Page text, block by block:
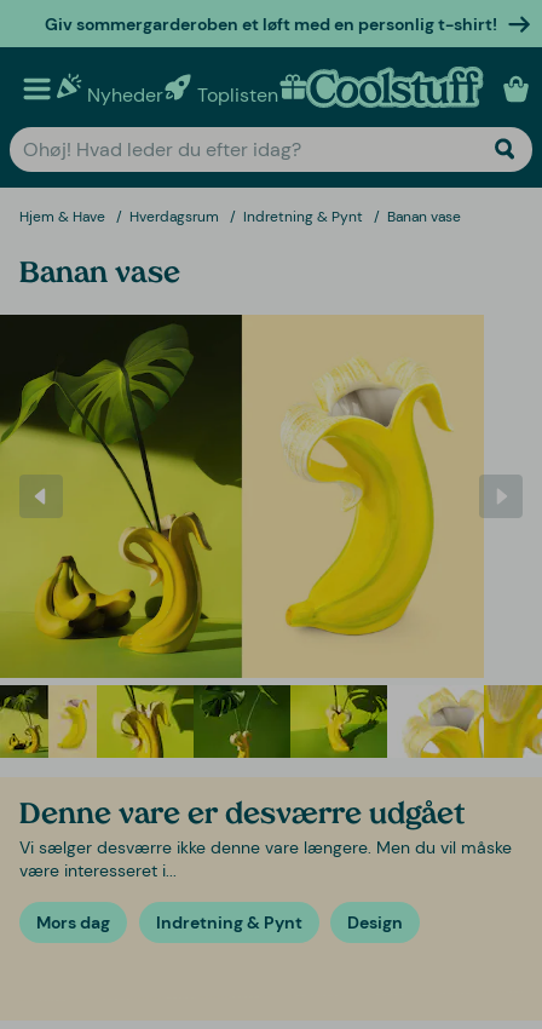
Giv sommergarderoben et løft med en personlig t-shirt!
Nyheder Toplisten Personlige gaver
Hjem & Have Hverdagsrum Indretning & Pynt Banan vase
Banan vase
Denne vare er desværre udgået
Vi sælger desværre ikke denne vare længere. Men du vil måske
være interesseret i...
Mors dag Indretning & Pynt Design